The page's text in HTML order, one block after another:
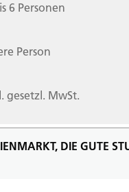
6 Personen
Person
gesetzl. MwSt.
DIE GUTE